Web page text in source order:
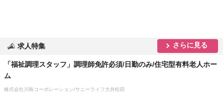
求人特集 さらに見る
「福祉調理スタッフ」調理師免許必須/日勤のみ/住宅型有料老人ホー
ム
株式会社川島コーポレーション/サニーライフ大井松田